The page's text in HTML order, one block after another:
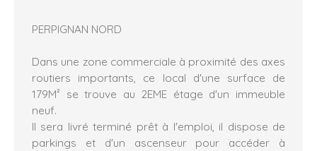
PERPIGNAN NORD
Dans une zone commerciale à proximité des axes
routiers importants, ce local d'une surface de
179M² se trouve au 2EME étage d'un immeuble
neuf.
Il sera livré terminé prêt à l'emploi, il dispose de
parkings et d'un ascenseur pour accéder à